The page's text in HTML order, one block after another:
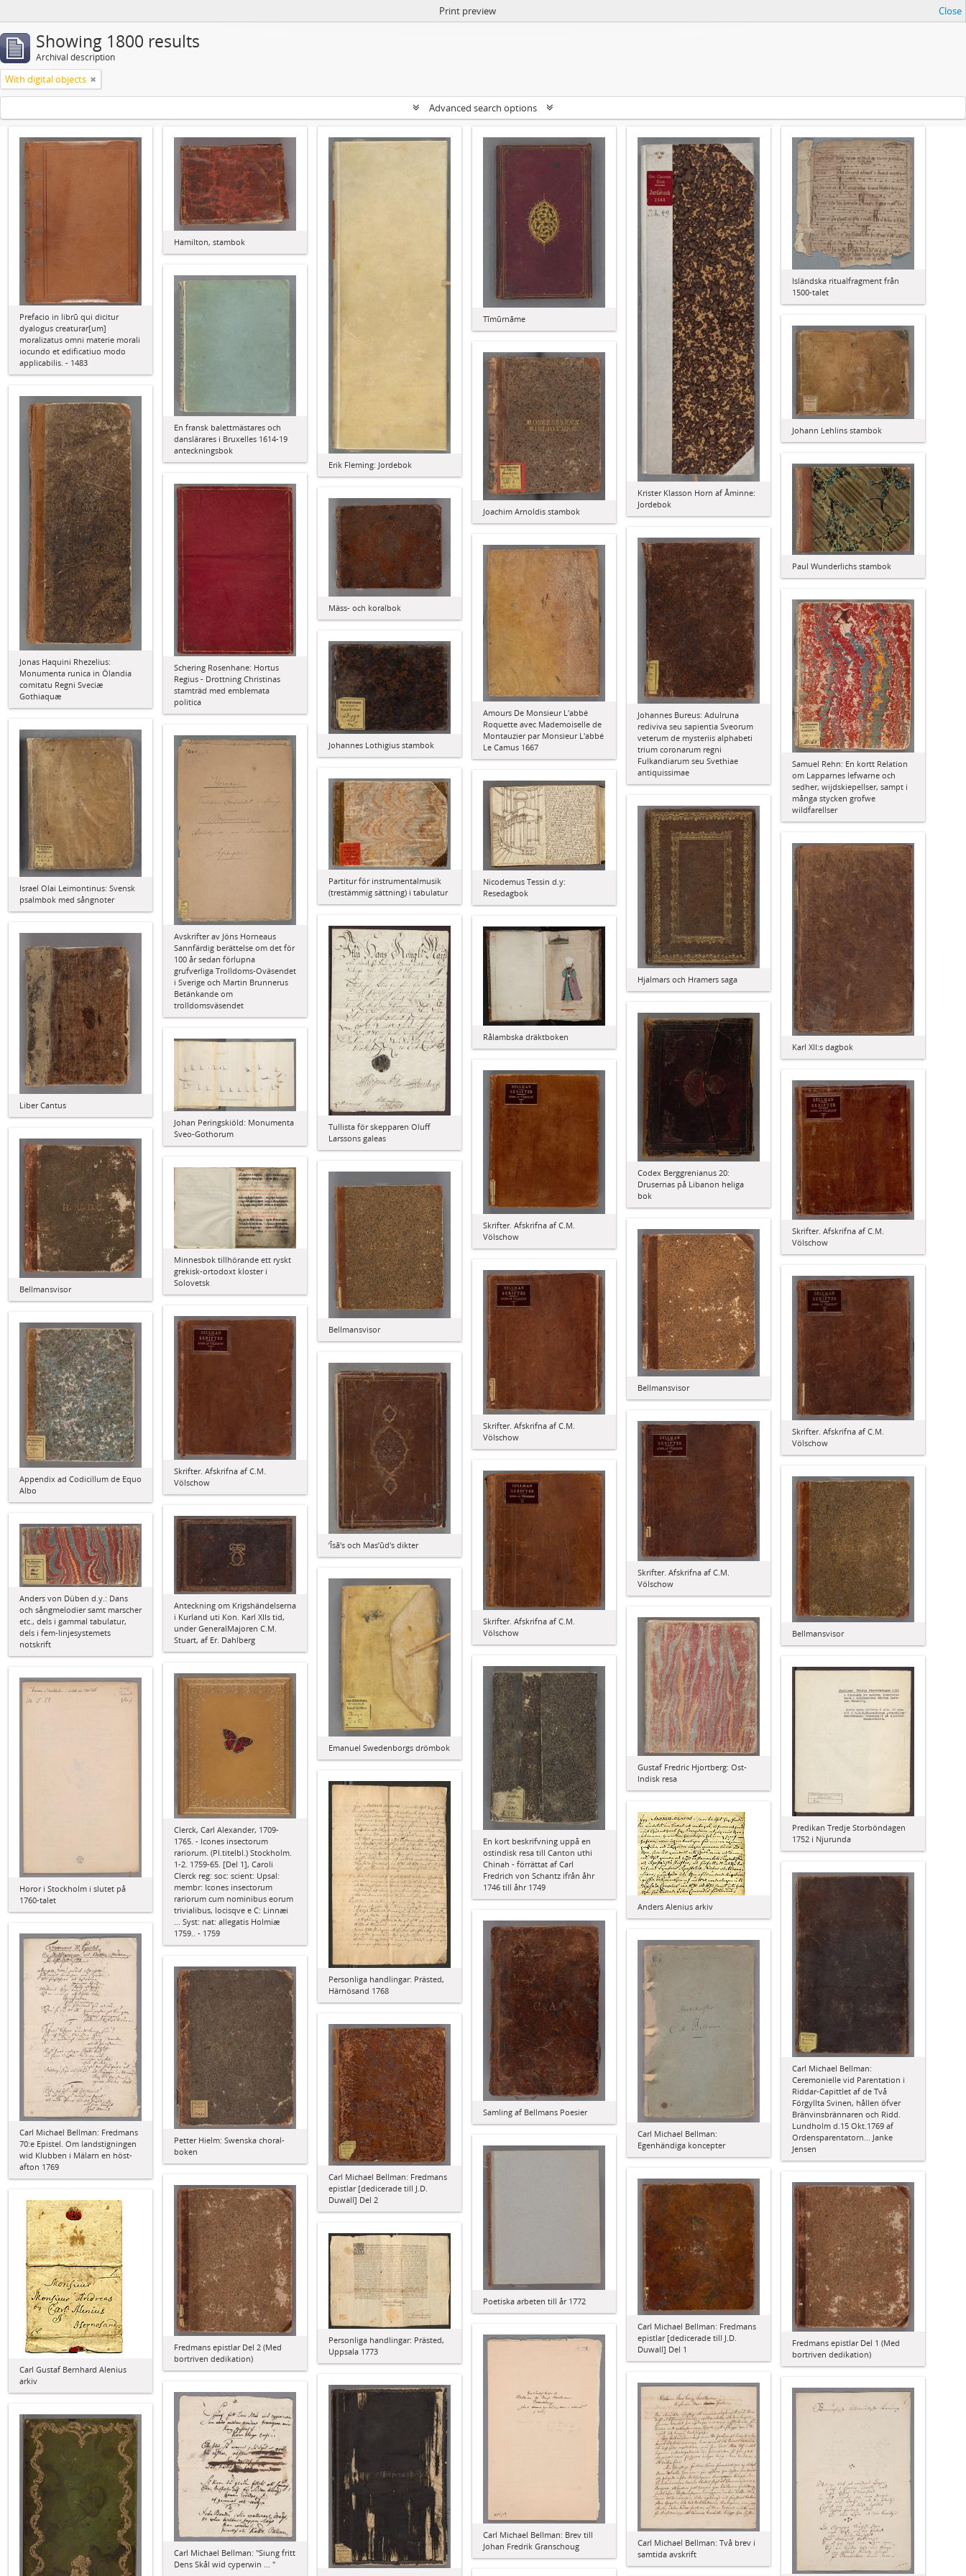
Print preview Close
Showing 1800 results
Archival description
With digital objects
Advanced search options
Prefacio in librū qui dicitur
dyalogus creaturar[um]
moralizatus omni materie morali
iocundo et edificatiuo modo
applicabilis. - 1483
Hamilton, stambok
Erik Fleming: Jordebok
Tīmūrnāme
Krister Klasson Horn af Åminne:
Jordebok
Isländska ritualfragment från
1500-talet
En fransk balettmästares och
danslärares i Bruxelles 1614-19
anteckningsbok
Johann Lehlins stambok
Joachim Arnoldis stambok
Jonas Haquini Rhezelius:
Monumenta runica in Ölandia
comitatu Regni Sveciæ
Gothiaquæ
Paul Wunderlichs stambok
Schering Rosenhane: Hortus
Regius - Drottning Christinas
stamträd med emblemata
politica
Mäss- och koralbok
Johannes Bureus: Adulruna
rediviva seu sapientia Sveorum
veterum de mysteriis alphabeti
trium coronarum regni
Fulkandiarum seu Svethiae
antiquissimae
Amours De Monsieur L'abbé
Roquette avec Mademoiselle de
Montauzier par Monsieur L'abbé
Le Camus 1667
Samuel Rehn: En kortt Relation
om Lapparnes lefwarne och
sedher, wijdskiepellser, sampt i
många stycken grofwe
wildfarellser
Johannes Lothigius stambok
Israel Olai Leimontinus: Svensk
psalmbok med sångnoter
Avskrifter av Jöns Horneaus
Sannfärdig berättelse om det för
100 år sedan förlupna
grufverliga Trolldoms-Oväsendet
i Sverige och Martin Brunnerus
Betänkande om
trolldomsväsendet
Partitur för instrumentalmusik
(trestämmig sättning) i tabulatur
Nicodemus Tessin d.y:
Resedagbok
Hjalmars och Hramers saga
Karl XII:s dagbok
Tullista för skepparen Oluff
Larssons galeas
Rålambska dräktboken
Liber Cantus
Codex Berggrenianus 20:
Drusernas på Libanon heliga
bok
Johan Peringskiöld: Monumenta
Sveo-Gothorum
Skrifter. Afskrifna af C.M.
Völschow
Skrifter. Afskrifna af C.M.
Völschow
Bellmansvisor
Minnesbok tillhörande ett ryskt
grekisk-ortodoxt kloster i
Solovetsk
Bellmansvisor
Bellmansvisor
Skrifter. Afskrifna af C.M.
Völschow
Skrifter. Afskrifna af C.M.
Völschow
Skrifter. Afskrifna af C.M.
Völschow
Appendix ad Codicillum de Equo
Albo
ʼĪsā's och Masʼūd's dikter
Skrifter. Afskrifna af C.M.
Völschow
Skrifter. Afskrifna af C.M.
Völschow
Bellmansvisor
Anteckning om Krigshändelserna
i Kurland uti Kon. Karl XIIs tid,
under GeneralMajoren C.M.
Stuart, af Er. Dahlberg
Anders von Düben d.y.: Dans
och sångmelodier samt marscher
etc., dels i gammal tabulatur,
dels i fem-linjesystemets
notskrift
Emanuel Swedenborgs drömbok
Gustaf Fredric Hjortberg: Ost-
Indisk resa
En kort beskrifvning uppå en
ostindisk resa till Canton uthi
Chinah - förrättat af Carl
Fredrich von Schantz ifrån åhr
1746 till åhr 1749
Predikan Tredje Storböndagen
1752 i Njurunda
Clerck, Carl Alexander, 1709-
1765. - Icones insectorum
rariorum. (Pl.titelbl.) Stockholm.
1-2. 1759-65. [Del 1], Caroli
Clerck reg: soc: scient: Upsal:
membr: Icones insectorum
rariorum cum nominibus eorum
trivialibus, locisqve e C: Linnæi
... Syst: nat: allegatis Holmiæ
1759.. - 1759
Horor i Stockholm i slutet på
1760-talet
Personliga handlingar: Prästed,
Härnösand 1768
Anders Alenius arkiv
Carl Michael Bellman:
Ceremonielle vid Parentation i
Riddar-Capittlet af de Två
Förgyllta Svinen, hållen öfver
Bränvinsbrännaren och Ridd.
Lundholm d.15 Okt.1769 af
Ordensparentatorn... Janke
Jensen
Samling af Bellmans Poesier
Carl Michael Bellman: Fredmans
70:e Epistel. Om landstigningen
wid Klubben i Mälarn en höst-
afton 1769
Carl Michael Bellman:
Egenhändiga koncepter
Petter Hielm: Swenska choral-
boken
Carl Michael Bellman: Fredmans
epistlar [dedicerade till J.D.
Duwall] Del 2
Poetiska arbeten till år 1772
Carl Michael Bellman: Fredmans
epistlar [dedicerade till J.D.
Duwall] Del 1
Fredmans epistlar Del 1 (Med
bortriven dedikation)
Fredmans epistlar Del 2 (Med
bortriven dedikation)
Carl Gustaf Bernhard Alenius
arkiv
Personliga handlingar: Prästed,
Uppsala 1773
Carl Michael Bellman: Brev till
Johan Fredrik Granschoug
Carl Michael Bellman: Två brev i
samtida avskrift
Carl Michael Bellman: "Siung fritt
Dens Skål wid cyperwin ... "